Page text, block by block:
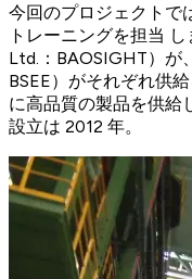
今回のプロジェクトで
トレーニングを担当
Ltd.：BAOSIGHT）が
BSEE）がそれぞれ供
に高品質の製品を供給
設立は 2012 年。